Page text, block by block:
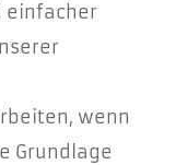
einfacher
wenn
Grundlage